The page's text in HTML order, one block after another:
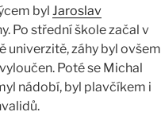
byl Jaroslav
Po střední škole začal v
univerzitě, záhy byl ovšem
Poté se Michal
nádobí, byl plavčíkem i